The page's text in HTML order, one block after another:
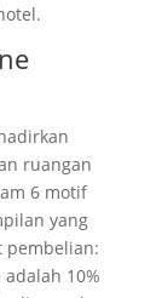
ruangan
6 motif
yang
pembelian:
10%